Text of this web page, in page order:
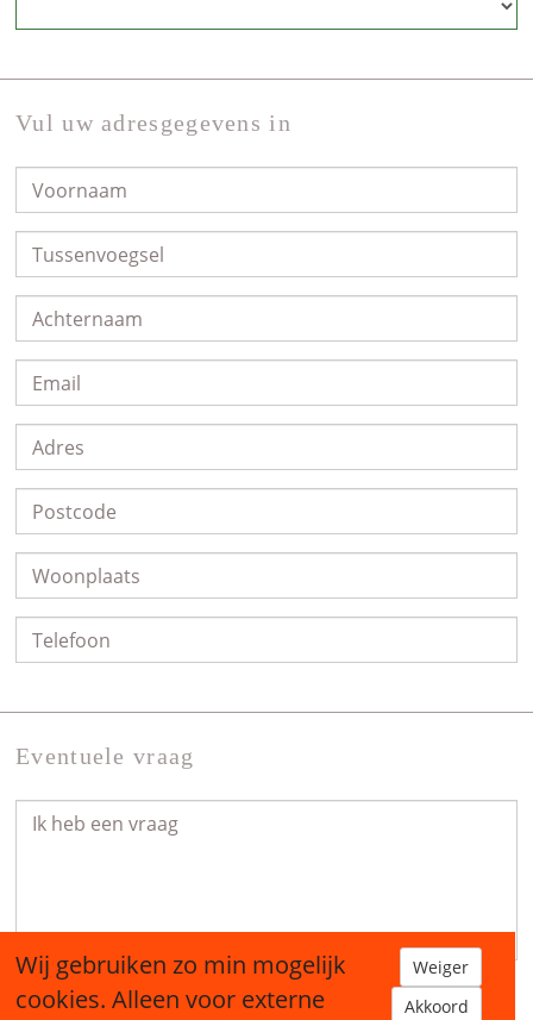
Vul uw adresgegevens in
Eventuele vraag
Wij gebruiken zo min mogelijk
cookies. Alleen voor externe
Weiger
Akkoord